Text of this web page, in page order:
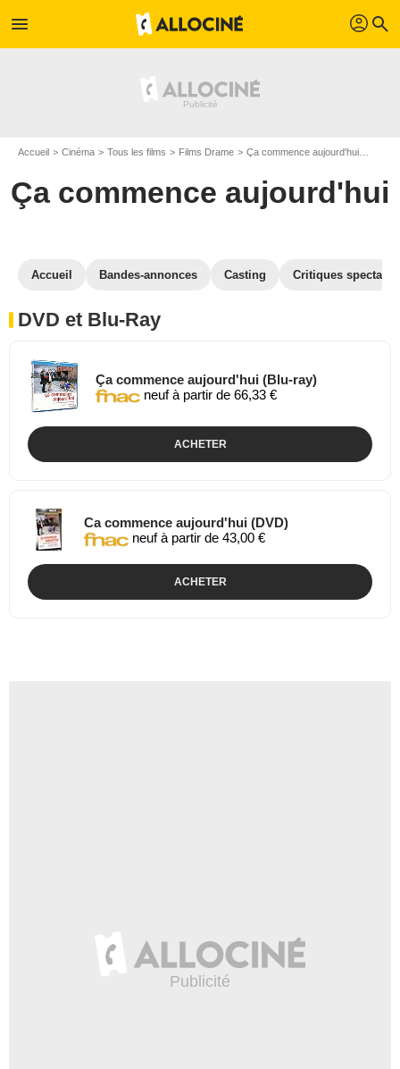
menu profil search
Accueil Cinéma Tous les films Films Drame Ça commence aujourd'hui
Ça commence aujourd'hui
Accueil Bandes-annonces Casting Critiques
DVD et Blu-Ray
Ça commence aujourd'hui (Blu-ray)
neuf à partir de 66,33 €
ACHETER
Ca commence aujourd'hui (DVD)
neuf à partir de 43,00 €
ACHETER